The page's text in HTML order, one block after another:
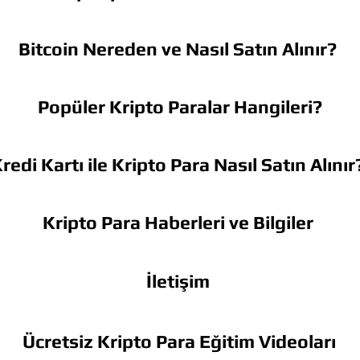
Bitcoin Nereden ve Nasıl Satın Alınır?
Popüler Kripto Paralar Hangileri?
Kartı ile Kripto Para Nasıl Satın
Kripto Para Haberleri ve Bilgiler
İletişim
Ücretsiz Kripto Para Eğitim Videoları